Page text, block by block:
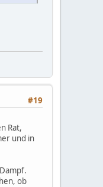
#19
Rat,
und in
ob